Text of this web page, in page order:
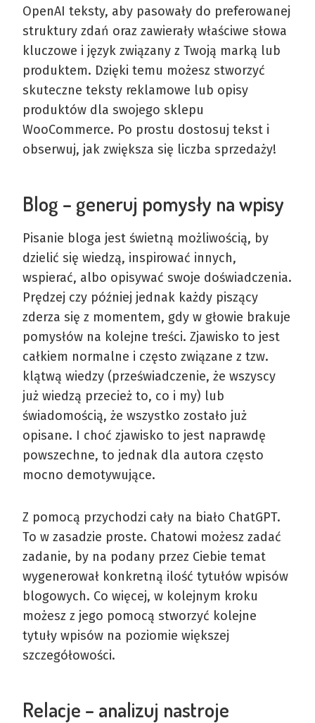
OpenAI teksty, aby pasowały do preferowanej
struktury zdań oraz zawierały właściwe słowa
kluczowe i język związany z Twoją marką lub
produktem. Dzięki temu możesz stworzyć
skuteczne teksty reklamowe lub opisy
produktów dla swojego sklepu
WooCommerce. Po prostu dostosuj tekst i
obserwuj, jak zwiększa się liczba sprzedaży!
Blog – generuj pomysły na wpisy
Pisanie bloga jest świetną możliwością, by
dzielić się wiedzą, inspirować innych,
wspierać, albo opisywać swoje doświadczenia.
Prędzej czy później jednak każdy piszący
zderza się z momentem, gdy w głowie brakuje
pomysłów na kolejne treści. Zjawisko to jest
całkiem normalne i często związane z tzw.
klątwą wiedzy (przeświadczenie, że wszyscy
już wiedzą przecież to, co i my) lub
świadomością, że wszystko zostało już
opisane. I choć zjawisko to jest naprawdę
powszechne, to jednak dla autora często
mocno demotywujące.
Z pomocą przychodzi cały na biało ChatGPT.
To w zasadzie proste. Chatowi możesz zadać
zadanie, by na podany przez Ciebie temat
wygenerował konkretną ilość tytułów wpisów
blogowych. Co więcej, w kolejnym kroku
możesz z jego pomocą stworzyć kolejne
tytuły wpisów na poziomie większej
szczegółowości.
Relacje – analizuj nastroje